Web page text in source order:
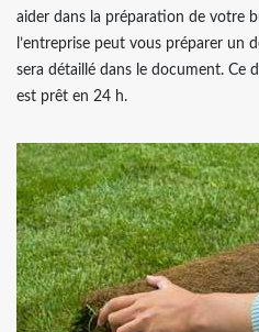
aider dans la préparation de votre
l’entreprise peut vous préparer un
sera détaillé dans le document. Ce
est prêt en 24 h.